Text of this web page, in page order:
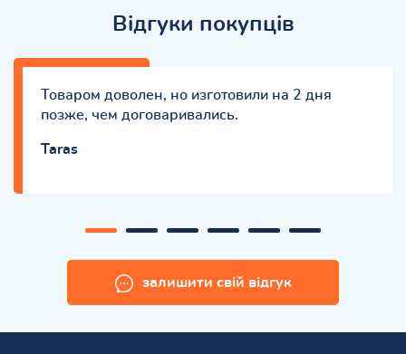
Відгуки покупців
Товаром доволен, но изготовили на 2 дня
позже, чем договаривались.
Taras
залишити свій відгук